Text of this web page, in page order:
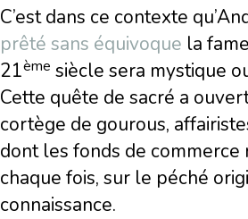
C’est dans ce contexte
prêté sans équivoque la
21ème siècle sera mystique
Cette quête de sacré a
cortège de gourous,
dont les fonds de commerce
chaque fois, sur le péché
connaissance.